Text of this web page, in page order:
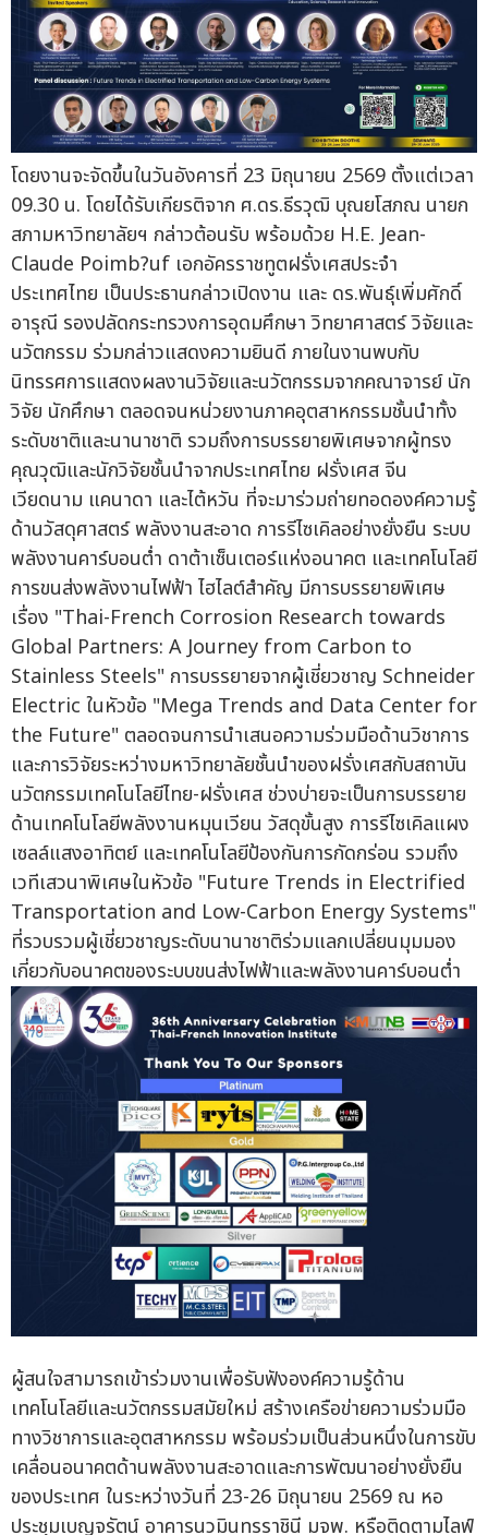
โดยงานจะจัดขึ้นในวันอังคารที่ 23 มิถุนายน 2569 ตั้งแต่เวลา
09.30 น. โดยได้รับเกียรติจาก ศ.ดร.ธีรวุฒิ บุณยโสภณ นายก
สภามหาวิทยาลัยฯ กล่าวต้อนรับ พร้อมด้วย H.E. Jean-
Claude Poimb?uf เอกอัครราชทูตฝรั่งเศสประจำ
ประเทศไทย เป็นประธานกล่าวเปิดงาน และ ดร.พันธุ์เพิ่มศักดิ์
อารุณี รองปลัดกระทรวงการอุดมศึกษา วิทยาศาสตร์ วิจัยและ
นวัตกรรม ร่วมกล่าวแสดงความยินดี ภายในงานพบกับ
นิทรรศการแสดงผลงานวิจัยและนวัตกรรมจากคณาจารย์ นัก
วิจัย นักศึกษา ตลอดจนหน่วยงานภาคอุตสาหกรรมชั้นนำทั้ง
ระดับชาติและนานาชาติ รวมถึงการบรรยายพิเศษจากผู้ทรง
คุณวุฒิและนักวิจัยชั้นนำจากประเทศไทย ฝรั่งเศส จีน
เวียดนาม แคนาดา และไต้หวัน ที่จะมาร่วมถ่ายทอดองค์ความรู้
ด้านวัสดุศาสตร์ พลังงานสะอาด การรีไซเคิลอย่างยั่งยืน ระบบ
พลังงานคาร์บอนต่ำ ดาต้าเซ็นเตอร์แห่งอนาคต และเทคโนโลยี
การขนส่งพลังงานไฟฟ้า ไฮไลต์สำคัญ มีการบรรยายพิเศษ
เรื่อง "Thai-French Corrosion Research towards
Global Partners: A Journey from Carbon to
Stainless Steels" การบรรยายจากผู้เชี่ยวชาญ Schneider
Electric ในหัวข้อ "Mega Trends and Data Center for
the Future" ตลอดจนการนำเสนอความร่วมมือด้านวิชาการ
และการวิจัยระหว่างมหาวิทยาลัยชั้นนำของฝรั่งเศสกับสถาบัน
นวัตกรรมเทคโนโลยีไทย-ฝรั่งเศส ช่วงบ่ายจะเป็นการบรรยาย
ด้านเทคโนโลยีพลังงานหมุนเวียน วัสดุขั้นสูง การรีไซเคิลแผง
เซลล์แสงอาทิตย์ และเทคโนโลยีป้องกันการกัดกร่อน รวมถึง
เวทีเสวนาพิเศษในหัวข้อ "Future Trends in Electrified
Transportation and Low-Carbon Energy Systems"
ที่รวบรวมผู้เชี่ยวชาญระดับนานาชาติร่วมแลกเปลี่ยนมุมมอง
เกี่ยวกับอนาคตของระบบขนส่งไฟฟ้าและพลังงานคาร์บอนต่ำ
ผู้สนใจสามารถเข้าร่วมงานเพื่อรับฟังองค์ความรู้ด้าน
เทคโนโลยีและนวัตกรรมสมัยใหม่ สร้างเครือข่ายความร่วมมือ
ทางวิชาการและอุตสาหกรรม พร้อมร่วมเป็นส่วนหนึ่งในการขับ
เคลื่อนอนาคตด้านพลังงานสะอาดและการพัฒนาอย่างยั่งยืน
ของประเทศ ในระหว่างวันที่ 23-26 มิถุนายน 2569 ณ หอ
ประชุมเบญจรัตน์ อาคารนวมินทรราชินี มจพ. หรือติดตามไลฟ์